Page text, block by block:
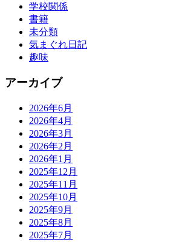
学校関係
書籍
未分類
気まぐれ日記
趣味
アーカイブ
2026年6月
2026年4月
2026年3月
2026年2月
2026年1月
2025年12月
2025年11月
2025年10月
2025年9月
2025年8月
2025年7月